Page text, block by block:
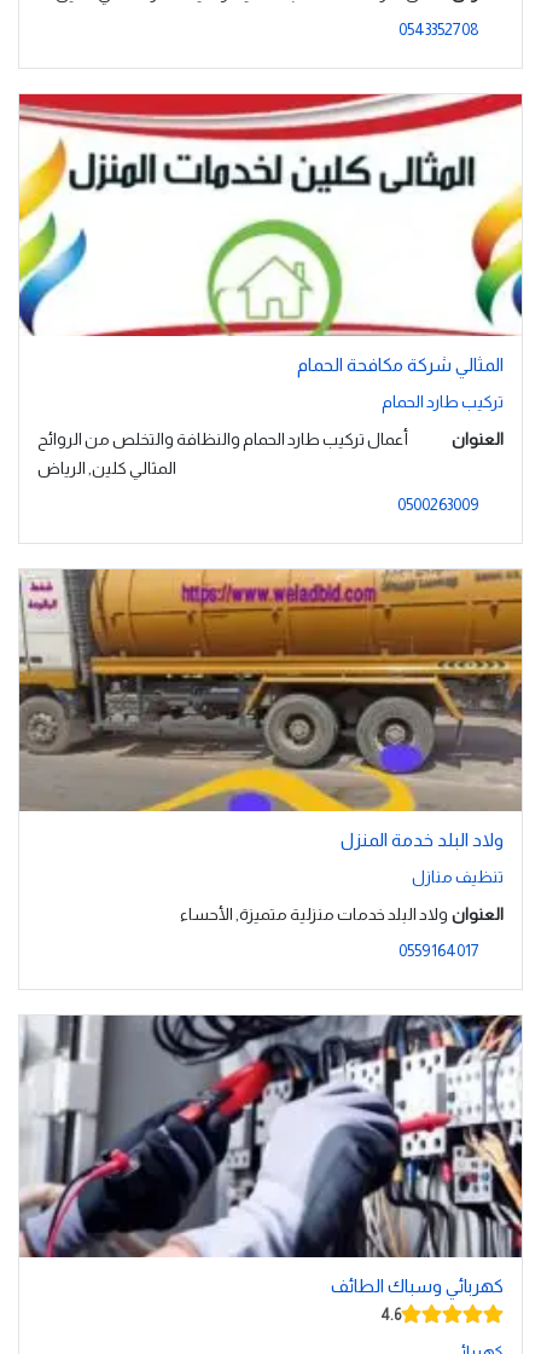
0543352708
المثالي شركة مكافحة الحمام
تركيب طارد الحمام
العنوان
أعمال تركيب طارد الحمام والنظافة والتخلص من الروائح
المثالي كلين, الرياض
0500263009
ولاد البلد خدمة المنزل
تنظيف منازل
العنوان ولاد البلد خدمات منزلية متميزة, الأحساء
0559164017
كهربائي وسباك الطائف
4.6